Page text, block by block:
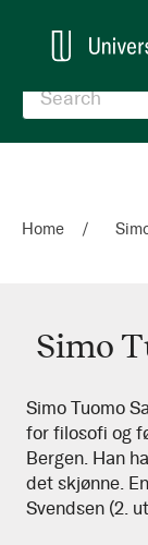
Home
Simo
Simo
Tuomo
Sakari
Säätelä
Simo Tuomo
for filosofi og
Bergen. Han
det skjønne.
Svendsen (2.